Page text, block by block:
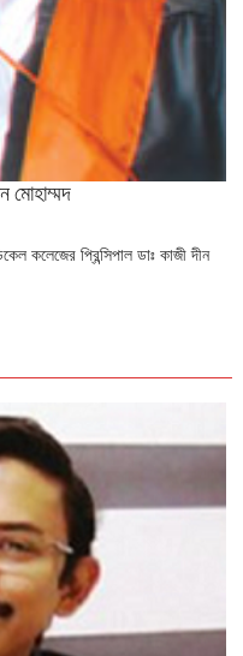
মোহাম্মদ
কলেজের প্রিন্সিপাল ডাঃ কাজী দীন